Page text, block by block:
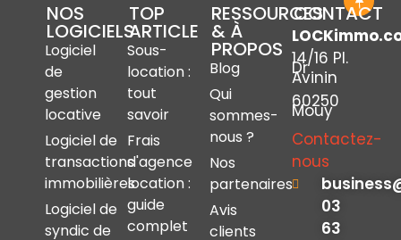
NOS
LOGICIELS
Logiciel
de
gestion
locative
Logiciel de
transactions
immobilières
Logiciel de
syndic de
TOP
ARTICLE
Sous-
location :
tout
savoir
Frais
d'agence
location :
guide
complet
RESSOURCES
& À
PROPOS
Blog
Qui
sommes-
nous ?
Nos
partenaires
Avis
clients
CONTACT
14/16 Pl.
Dr
Avinin
60250
Mouy
Contactez-
nous
03
63